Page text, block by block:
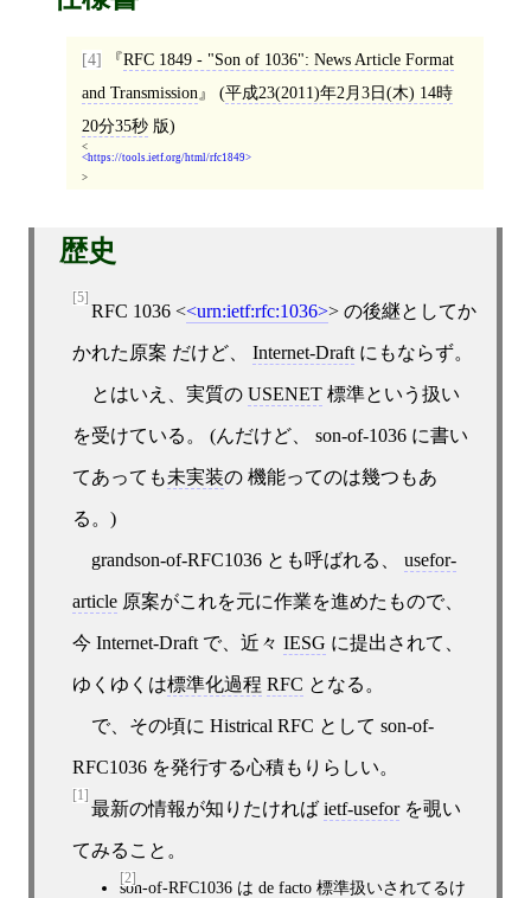
[4]
RFC 1849 - "Son of 1036": News Article Format
and Transmission
(平成23(2011)年2月3日(木) 14時
20分35秒版)
<
https://tools.ietf.org/html/rfc1849
>
歴史
[5]
RFC 1036 < urn:ietf:rfc:1036 >の後継としてか
かれた原案 だけど、 Internet-Draftにもならず。
とはいえ、実質の USENET標準という扱い
を受けている。 (んだけど、 son-of-1036 に書い
てあっても未実装の 機能ってのは幾つもあ
る。)
grandson-of-RFC1036 とも呼ばれる、 usefor-
article原案がこれを元に作業を進めたもので、
今 Internet-Draft で、近々 IESG に提出されて、
ゆくゆくは標準化過程 RFC となる。
で、その頃に Histrical RFC として son-of-
RFC1036 を発行する心積もりらしい。
[1]
最新の情報が知りたければ ietf-useforを覗い
てみること。
[2]
son-of-RFC1036 は de facto 標準扱いされてるけ